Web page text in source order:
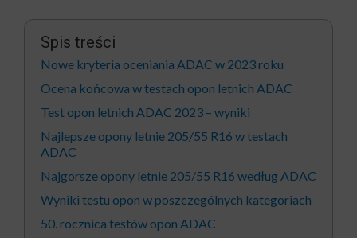
Spis treści
Nowe kryteria oceniania ADAC w 2023 roku
Ocena końcowa w testach opon letnich ADAC
Test opon letnich ADAC 2023 – wyniki
Najlepsze opony letnie 205/55 R16 w testach
ADAC
Najgorsze opony letnie 205/55 R16 według ADAC
Wyniki testu opon w poszczególnych kategoriach
50. rocznica testów opon ADAC